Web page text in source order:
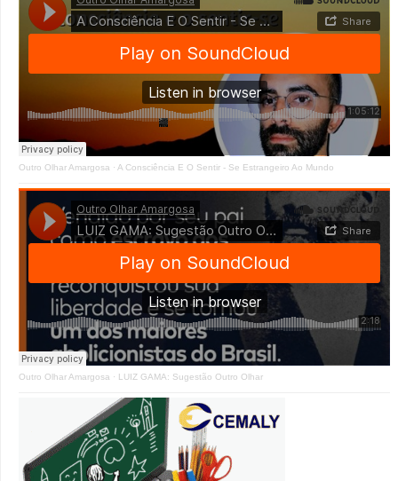
Outro Olhar Amargosa · A Consciência E O Sentir - Se Estrangeiro Ao Mundo
Outro Olhar Amargosa · LUIZ GAMA: Sugestão Outro Olhar